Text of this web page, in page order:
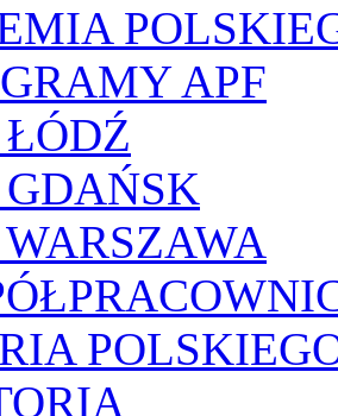
APF